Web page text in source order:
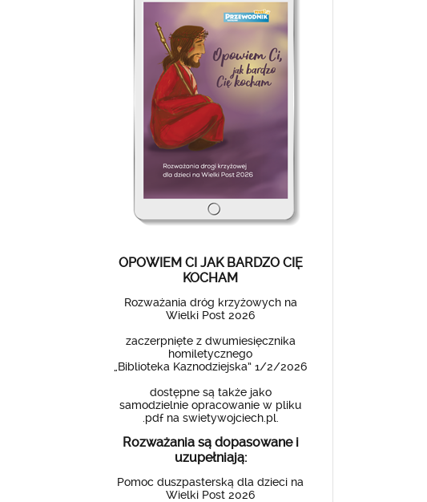
OPOWIEM CI JAK BARDZO CIĘ
KOCHAM
Rozważania dróg krzyżowych na
Wielki Post 2026
zaczerpnięte z dwumiesięcznika
homiletycznego
„Biblioteka Kaznodziejska” 1/2/2026
dostępne są także jako
samodzielnie opracowanie w pliku
.pdf na swietywojciech.pl.
Rozważania są dopasowane i
uzupełniają:
Pomoc duszpasterską dla dzieci na
Wielki Post 2026